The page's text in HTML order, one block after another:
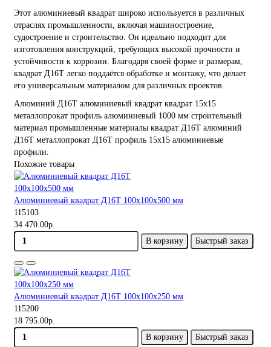
Этот алюминиевый квадрат широко используется в различных
отраслях промышленности, включая машиностроение,
судостроение и строительство. Он идеально подходит для
изготовления конструкций, требующих высокой прочности и
устойчивости к коррозии. Благодаря своей форме и размерам,
квадрат Д16Т легко поддаётся обработке и монтажу, что делает
его универсальным материалом для различных проектов.
Алюминий Д16Т алюминиевый квадрат квадрат 15х15
металлопрокат профиль алюминиевый 1000 мм строительный
материал промышленные материалы квадрат Д16Т алюминий
Д16Т металлопрокат Д16Т профиль 15х15 алюминиевые
профили.
Похожие товары
Алюминиевый квадрат Д16Т 100х100х500 мм
115103
34 470.00р.
В корзину
Быстрый заказ
Алюминиевый квадрат Д16Т 100х100х250 мм
115200
18 795.00р.
В корзину
Быстрый заказ